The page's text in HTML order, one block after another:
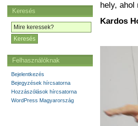
hely,
Kardos
Keresés
Felhasználóknak
Bejelentkezés
Bejegyzések hírcsatorna
Hozzászólások hírcsatorna
WordPress Magyarország